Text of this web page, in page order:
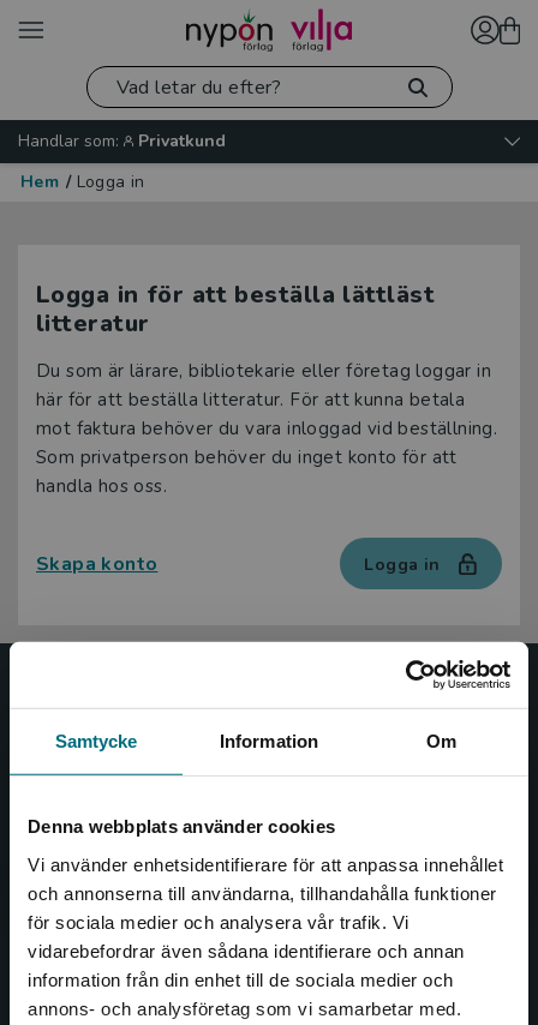
Samtycke Information Om
Denna webbplats använder cookies
Vi använder enhetsidentifierare för att anpassa innehållet
och annonserna till användarna, tillhandahålla funktioner
för sociala medier och analysera vår trafik. Vi
vidarebefordrar även sådana identifierare och annan
information från din enhet till de sociala medier och
annons- och analysföretag som vi samarbetar med.
Begränsad fraktregion
Handlar som:
Privatkund
Hem / Logga in
Logga in för att beställa lättläst
litteratur
Du som är lärare, bibliotekarie eller företag loggar in
här för att beställa litteratur. För att kunna betala
mot faktura behöver du vara inloggad vid beställning.
Som privatperson behöver du inget konto för att
handla hos oss.
Skapa konto Logga in
Nypon och Vilja
Nypon och Vilja förlag ger ut böcker som väcker läslust
såväl barn som vuxna.
Nypon och Vilja förlag är en del av Studentlitteratur.
Kontakta oss
Kontakta oss
046-31 20 00